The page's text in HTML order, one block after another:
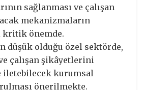
sağlanması ve çalışan
mekanizmaların
önemde.
düşük olduğu özel sektörde,
çalışan şikâyetlerini
iletebilecek kurumsal
önerilmekte.